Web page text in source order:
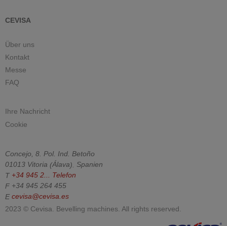
CEVISA
Über uns
Kontakt
Messe
FAQ
Ihre Nachricht
Cookie
Concejo, 8. Pol. Ind. Betoño
01013 Vitoria (Álava). Spanien
T +34 945 2... Telefon
F +34 945 264 455
Ecevisa@cevisa.es
2023 © Cevisa. Bevelling machines. All rights reserved.